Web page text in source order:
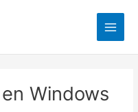
Main
Windows